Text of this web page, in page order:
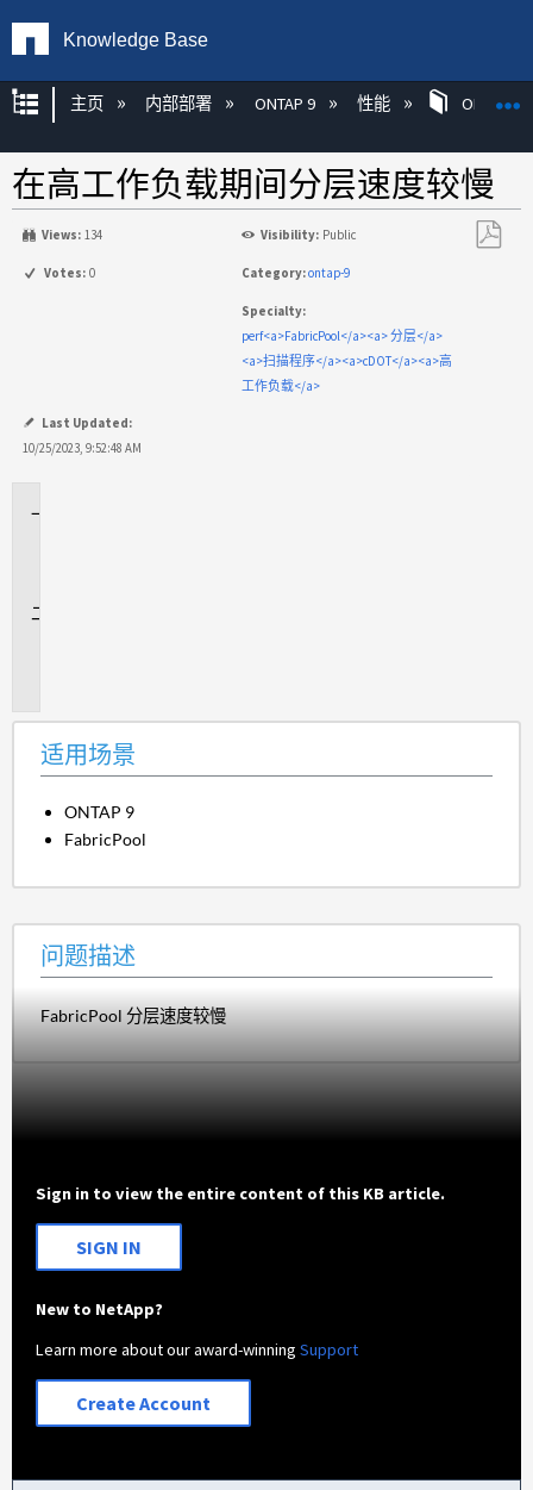
Knowledge Base
扩展/隐缩全局层次
主页 内部部署 ONTAP 9 性能 ONTAP
在高工作负载期间分层速度较慢
Views: 134 Visibility: Public
Votes: 0 Category:ontap-9
Specialty:
perf<a>FabricPool</a><a> 分层</a>
<a>扫描程序</a><a>cDOT</a><a>高
工作负载</a>
Last Updated:
10/25/2023, 9:52:48 AM
适用场景
ONTAP 9
FabricPool
问题描述
FabricPool 分层速度较慢
Sign in to view the entire content of this KB article.
SIGN IN
New to NetApp?
Learn more about our award-winningSupport
Create Account